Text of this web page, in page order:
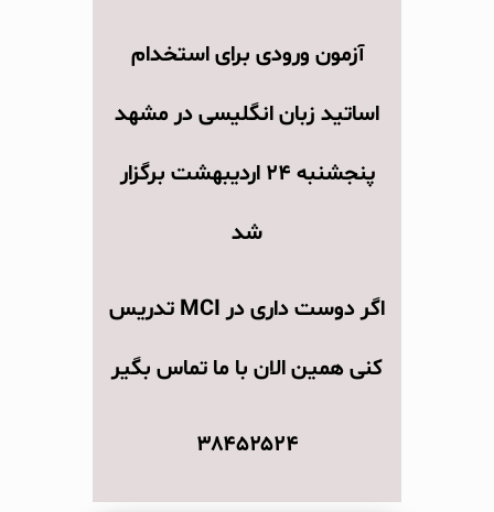
آزمون ورودی برای استخدام
اساتید زبان انگلیسی در مشهد
پنجشنبه ۲۴ اردیبهشت برگزار
شد
اگر دوست داری در MCI تدریس
کنی همین الان با ما تماس بگیر
۳۸۴۵۲۵۲۴